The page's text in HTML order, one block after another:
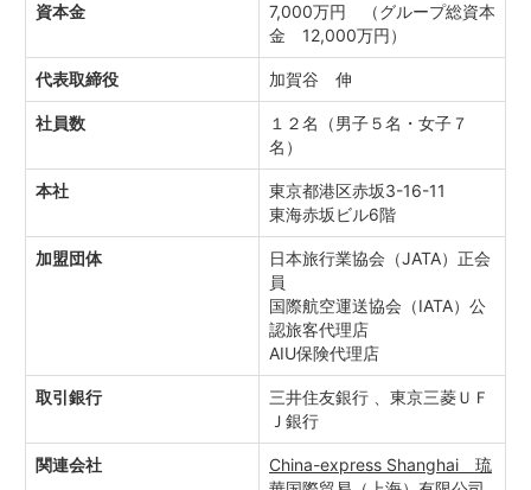
資本金
7,000万円 （グループ総資本
金 12,000万円）
代表取締役 加賀谷 伸
社員数
１２名（男子５名・女子７
名）
本社
東京都港区赤坂3-16-11
東海赤坂ビル6階
加盟団体
日本旅行業協会（JATA）正会
員
国際航空運送協会（IATA）公
認旅客代理店
AIU保険代理店
取引銀行
三井住友銀行 、東京三菱ＵＦ
Ｊ銀行
関連会社
China-express Shanghai 琉